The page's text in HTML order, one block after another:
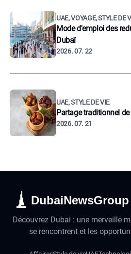
UAE, VOYAGE, STYLE DE
Mode d'emploi des
Dubaï
2026. 07. 22
UAE, STYLE DE VIE
Partage traditionnel
2026. 07. 21
DubaiNewsGroup
Découvrez Dubai : une merveille
se rencontrent et les